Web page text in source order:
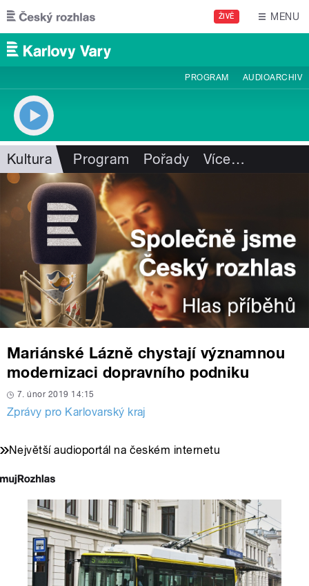
Přejít k hlavnímu obsahu
ŽIVĚ MENU
PROGRAM AUDIOARCHIV
Kultura Program Pořady Více…
Mariánské Lázně chystají významnou
modernizaci dopravního podniku
7. únor 2019 14:15
Zprávy pro Karlovarský kraj
Největší audioportál na českém internetu